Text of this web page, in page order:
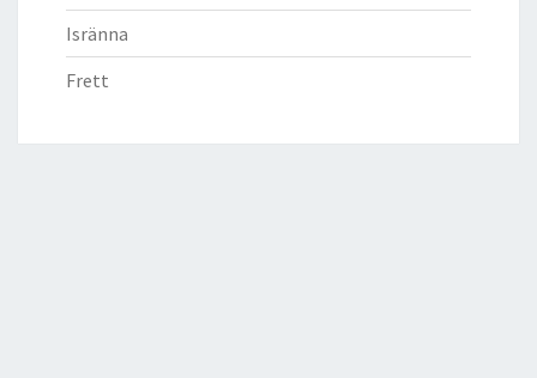
Isränna
Frett